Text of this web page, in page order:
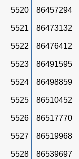
5520 86457294
5521 86473132
5522 86476412
5523 86491595
5524 86498859
5525 86510452
5526 86517770
5527 86519968
5528 86539697